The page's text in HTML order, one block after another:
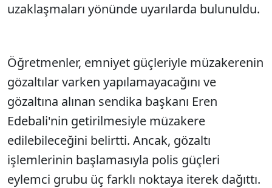
uzaklaşmaları yönünde uyarılarda bulunuldu.
Öğretmenler, emniyet güçleriyle müzakerenin
gözaltılar varken yapılamayacağını ve
gözaltına alınan sendika başkanı Eren
Edebali'nin getirilmesiyle müzakere
edilebileceğini belirtti. Ancak, gözaltı
işlemlerinin başlamasıyla polis güçleri
eylemci grubu üç farklı noktaya iterek dağıttı.